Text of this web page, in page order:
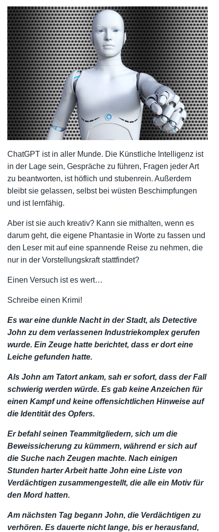
ChatGPT ist in aller Munde. Die Künstliche Intelligenz ist
in der Lage sein, Gespräche zu führen, Fragen jeder Art
zu beantworten, ist höflich und stubenrein. Außerdem
bleibt sie gelassen, selbst bei wüsten Beschimpfungen
und ist lernfähig.
Aber ist sie auch kreativ? Kann sie mithalten, wenn es
darum geht, die eigene Phantasie in Worte zu fassen und
den Leser mit auf eine spannende Reise zu nehmen, die
nur in der Vorstellungskraft stattfindet?
Einen Versuch ist es wert…
Schreibe einen Krimi!
Es war eine dunkle Nacht in der Stadt, als Detective
John zu dem verlassenen Industriekomplex gerufen
wurde. Ein Zeuge hatte berichtet, dass er dort eine
Leiche gefunden hatte.
Als John am Tatort ankam, sah er sofort, dass der Fall
schwierig werden würde. Es gab keine Anzeichen für
einen Kampf und keine offensichtlichen Hinweise auf
die Identität des Opfers.
Er befahl seinen Teammitgliedern, sich um die
Beweissicherung zu kümmern, während er sich auf
die Suche nach Zeugen machte. Nach einigen
Stunden harter Arbeit hatte John eine Liste von
Verdächtigen zusammengestellt, die alle ein Motiv für
den Mord hatten.
Am nächsten Tag begann John, die Verdächtigen zu
verhören. Es dauerte nicht lange, bis er herausfand,